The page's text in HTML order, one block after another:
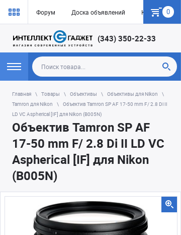
Форум Доска объявлений Как купить
0
(343) 350-22-33
Главная Товары Объективы
Объективы для Nikon
Tamron для Nikon
Объектив Tamron SP AF 17-50 mm F/ 2.8 Di II
LD VC Aspherical [IF] для Nikon (B005N)
Объектив Tamron SP AF
17-50 mm F/ 2.8 Di II LD VC
Aspherical [IF] для Nikon
(B005N)